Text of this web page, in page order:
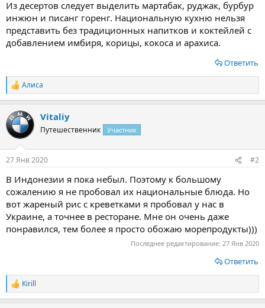
Из десертов следует выделить мартабак, руджак, бурбур
инжюн и писанг горенг. Национальную кухню нельзя
представить без традиционных напитков и коктейлей с
добавлением имбиря, корицы, кокоса и арахиса.
Ответить
Р
е
к
ц
и
Алиса
Vitaliy
Путешественник Участник
27 Янв 2020 #2
В Индонезии я пока небыл. Поэтому к большому
сожалению я не пробовал их национальные блюда. Но
вот жареный рис с креветками я пробовал у нас в
Украине, а точнее в ресторане. Мне он очень даже
понравился, тем более я просто обожаю морепродукты)))
Последнее редактирование: 27 Янв 2020
Ответить
Р
е
Kirill